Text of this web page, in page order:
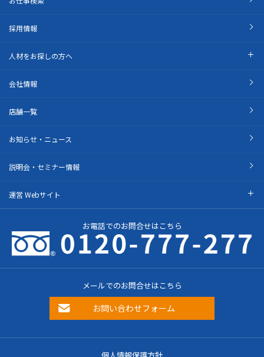
採用情報
人材をお探しの方へ
会社情報
店舗一覧
お知らせ・ニュース
説明会・セミナー情報
運営 Webサイト
お電話でのお問合せはこちら
メールでのお問合せはこちら
お問い合わせフォーム